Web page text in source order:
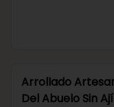
Arrollado
Del Abuelo Sin